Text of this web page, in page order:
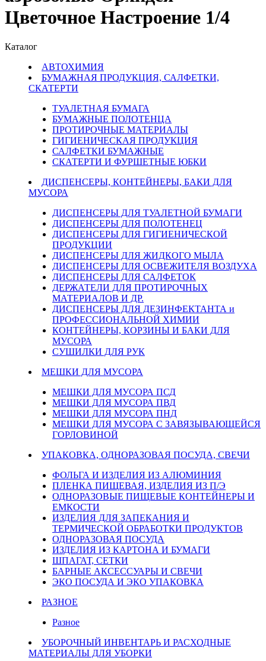
Цветочное Настроение 1/4
Каталог
АВТОХИМИЯ
БУМАЖНАЯ ПРОДУКЦИЯ, САЛФЕТКИ,
СКАТЕРТИ
ТУАЛЕТНАЯ БУМАГА
БУМАЖНЫЕ ПОЛОТЕНЦА
ПРОТИРОЧНЫЕ МАТЕРИАЛЫ
ГИГИЕНИЧЕСКАЯ ПРОДУКЦИЯ
САЛФЕТКИ БУМАЖНЫЕ
СКАТЕРТИ И ФУРШЕТНЫЕ ЮБКИ
ДИСПЕНСЕРЫ, КОНТЕЙНЕРЫ, БАКИ ДЛЯ
МУСОРА
ДИСПЕНСЕРЫ ДЛЯ ТУАЛЕТНОЙ БУМАГИ
ДИСПЕНСЕРЫ ДЛЯ ПОЛОТЕНЕЦ
ДИСПЕНСЕРЫ ДЛЯ ГИГИЕНИЧЕСКОЙ
ПРОДУКЦИИ
ДИСПЕНСЕРЫ ДЛЯ ЖИДКОГО МЫЛА
ДИСПЕНСЕРЫ ДЛЯ ОСВЕЖИТЕЛЯ ВОЗДУХА
ДИСПЕНСЕРЫ ДЛЯ САЛФЕТОК
ДЕРЖАТЕЛИ ДЛЯ ПРОТИРОЧНЫХ
МАТЕРИАЛОВ И ДР.
ДИСПЕНСЕРЫ ДЛЯ ДЕЗИНФЕКТАНТА и
ПРОФЕССИОНАЛЬНОЙ ХИМИИ
КОНТЕЙНЕРЫ, КОРЗИНЫ И БАКИ ДЛЯ
МУСОРА
СУШИЛКИ ДЛЯ РУК
МЕШКИ ДЛЯ МУСОРА
МЕШКИ ДЛЯ МУСОРА ПСД
МЕШКИ ДЛЯ МУСОРА ПВД
МЕШКИ ДЛЯ МУСОРА ПНД
МЕШКИ ДЛЯ МУСОРА С ЗАВЯЗЫВАЮЩЕЙСЯ
ГОРЛОВИНОЙ
УПАКОВКА, ОДНОРАЗОВАЯ ПОСУДА, СВЕЧИ
ФОЛЬГА И ИЗДЕЛИЯ ИЗ АЛЮМИНИЯ
ПЛЕНКА ПИЩЕВАЯ, ИЗДЕЛИЯ ИЗ П/Э
ОДНОРАЗОВЫЕ ПИЩЕВЫЕ КОНТЕЙНЕРЫ И
ЕМКОСТИ
ИЗДЕЛИЯ ДЛЯ ЗАПЕКАНИЯ И
ТЕРМИЧЕСКОЙ ОБРАБОТКИ ПРОДУКТОВ
ОДНОРАЗОВАЯ ПОСУДА
ИЗДЕЛИЯ ИЗ КАРТОНА И БУМАГИ
ШПАГАТ, СЕТКИ
БАРНЫЕ АКСЕССУАРЫ И СВЕЧИ
ЭКО ПОСУДА И ЭКО УПАКОВКА
РАЗНОЕ
Разное
УБОРОЧНЫЙ ИНВЕНТАРЬ И РАСХОДНЫЕ
МАТЕРИАЛЫ ДЛЯ УБОРКИ